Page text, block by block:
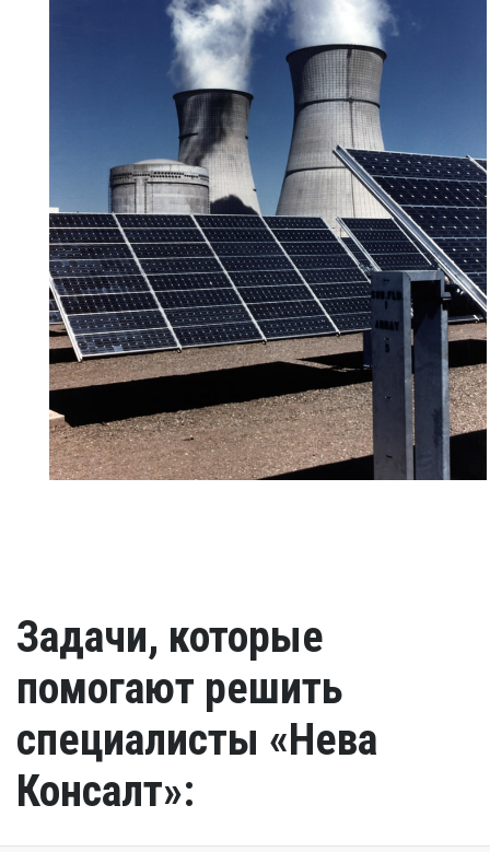
Задачи, которые
помогают решить
специалисты «Нева
Консалт»: